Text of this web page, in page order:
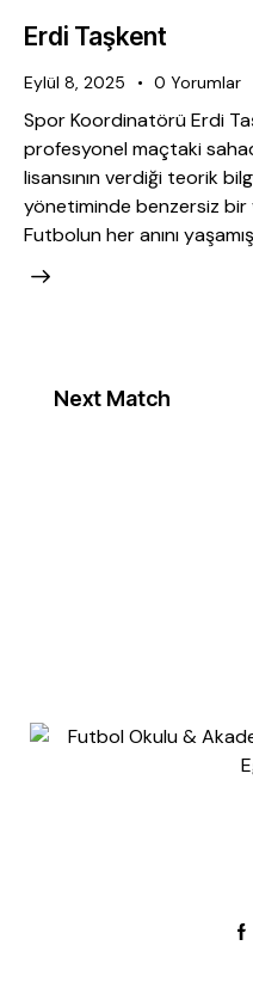
Erdi Taşkent
Eylül 8, 2025 0 Yorumlar
Spor Koordinatörü Erdi
profesyonel maçtaki
lisansının verdiği teorik
yönetiminde benzersiz
Futbolun her anını
Next Match